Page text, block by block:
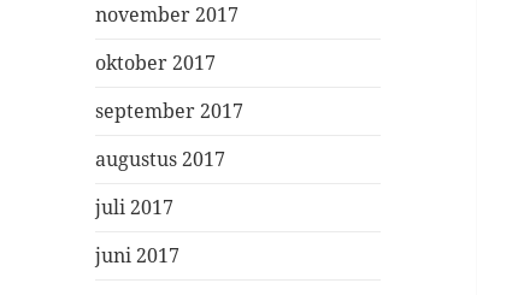
november 2017
oktober 2017
september 2017
augustus 2017
juli 2017
juni 2017